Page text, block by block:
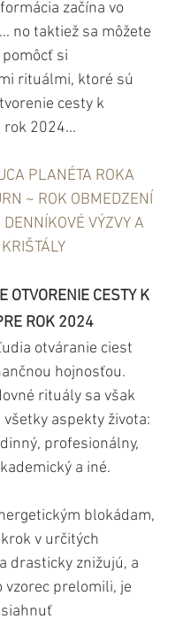
začína vo
no taktiež sa môžete
si
rituálmi, ktoré sú
cesty k
2024...
PLANÉTA ROKA
~ ROK OBMEDZENÍ
VÝZVY A
OTVORENIE CESTY K
ROK 2024
otváranie ciest
hojnosťou.
rituály sa však
aspekty života:
profesionálny,
a iné.
blokádam,
v určitých
drasticky znižujú, a
vzorec prelomili, je